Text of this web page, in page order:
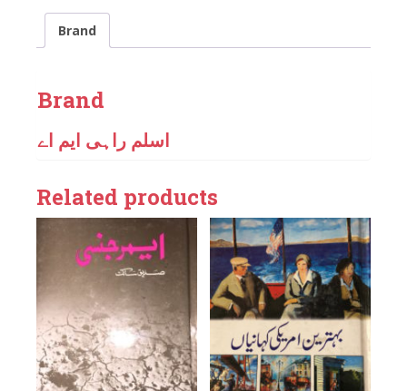
Brand
Brand
اسلم راہی ایم اے
Related products